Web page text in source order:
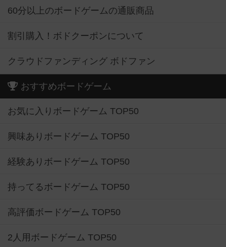
60分以上のボードゲームの通販商品
割引購入！ボドクーポンについて
クラウドファンディング ボドファン
おすすめボードゲーム
お気に入りボードゲーム TOP50
興味ありボードゲーム TOP50
経験ありボードゲーム TOP50
持ってるボードゲーム TOP50
高評価ボードゲーム TOP50
2人用ボードゲーム TOP50